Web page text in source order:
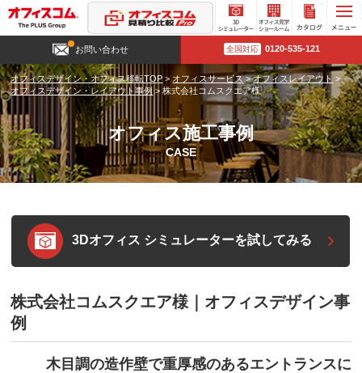
3D
シミュ
レータ
ー
オフィ
ス見学
ショー
ルーム
お問い合わせ 全国対応 0120-535-121
オフィスデザイン・オフィス移転TOP > オフィスサービス>オフィスレイアウト >
オフィスデザイン・レイアウト事例 >株式会社コムスクエア様
オフィス施工事例
CASE
3Dオフィス シミュレーターを試してみる
株式会社コムスクエア様｜オフィスデザイン事
例
木目調の造作壁で重厚感のあるエントランスに